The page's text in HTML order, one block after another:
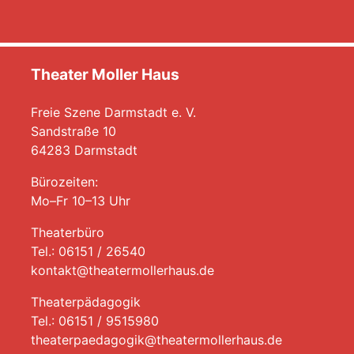
Theater Moller Haus
Freie Szene Darmstadt e. V.
Sandstraße 10
64283 Darmstadt
Bürozeiten:
Mo–Fr 10–13 Uhr
Theaterbüro
Tel.: 06151 / 26540
kontakt@theatermollerhaus.de
Theaterpädagogik
Tel.: 06151 / 9515980
theaterpaedagogik@theatermollerhaus.de